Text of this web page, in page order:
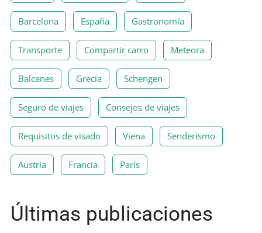
Barcelona España Gastronomía
Transporte Compartir carro Meteora
Balcanes Grecia Schengen
Seguro de viajes Consejos de viajes
Requisitos de visado Viena Senderismo
Austria Francia París
Últimas publicaciones